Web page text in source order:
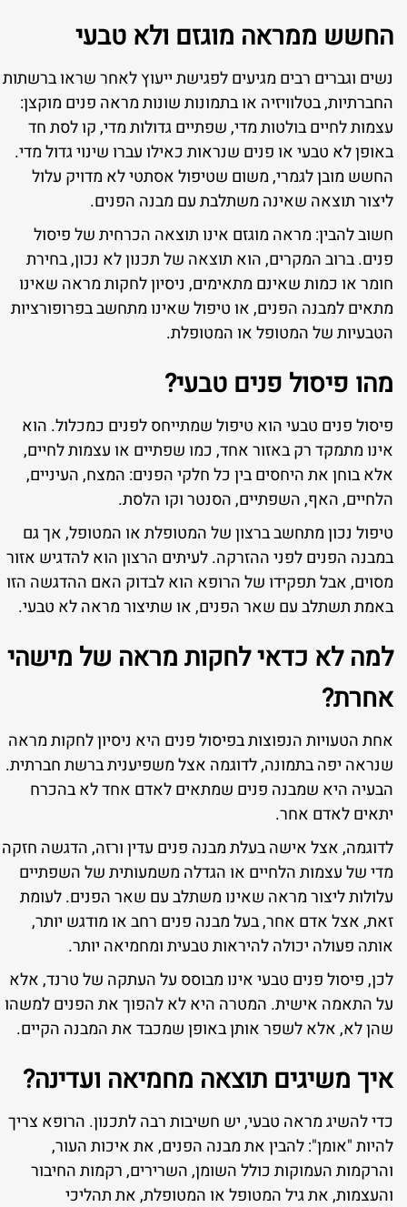
החשש ממראה מוגזם ולא טבעי
נשים וגברים רבים מגיעים לפגישת ייעוץ לאחר שראו ברשתות
החברתיות, בטלוויזיה או בתמונות שונות מראה פנים מוקצן:
עצמות לחיים בולטות מדי, שפתיים גדולות מדי, קו לסת חד
באופן לא טבעי או פנים שנראות כאילו עברו שינוי גדול מדי.
החשש מובן לגמרי, משום שטיפול אסתטי לא מדויק עלול
ליצור תוצאה שאינה משתלבת עם מבנה הפנים.
חשוב להבין: מראה מוגזם אינו תוצאה הכרחית של פיסול
פנים. ברוב המקרים, הוא תוצאה של תכנון לא נכון, בחירת
חומר או כמות שאינם מתאימים, ניסיון לחקות מראה שאינו
מתאים למבנה הפנים, או טיפול שאינו מתחשב בפרופורציות
הטבעיות של המטופל או המטופלת.
מהו פיסול פנים טבעי?
פיסול פנים טבעי הוא טיפול שמתייחס לפנים כמכלול. הוא
אינו מתמקד רק באזור אחד, כמו שפתיים או עצמות לחיים,
אלא בוחן את היחסים בין כל חלקי הפנים: המצח, העיניים,
הלחיים, האף, השפתיים, הסנטר וקו הלסת.
טיפול נכון מתחשב ברצון של המטופלת או המטופל, אך גם
במבנה הפנים לפני ההזרקה. לעיתים הרצון הוא להדגיש אזור
מסוים, אבל תפקידו של הרופא הוא לבדוק האם ההדגשה הזו
באמת תשתלב עם שאר הפנים, או שתיצור מראה לא טבעי.
למה לא כדאי לחקות מראה של מישהי
אחרת?
אחת הטעויות הנפוצות בפיסול פנים היא ניסיון לחקות מראה
שנראה יפה בתמונה, לדוגמה אצל משפיענית ברשת חברתית.
הבעיה היא שמבנה פנים שמתאים לאדם אחד לא בהכרח
יתאים לאדם אחר.
לדוגמה, אצל אישה בעלת מבנה פנים עדין ורזה, הדגשה חזקה
מדי של עצמות הלחיים או הגדלה משמעותית של השפתיים
עלולות ליצור מראה שאינו משתלב עם שאר הפנים. לעומת
זאת, אצל אדם אחר, בעל מבנה פנים רחב או מודגש יותר,
אותה פעולה יכולה להיראות טבעית ומחמיאה יותר.
לכן, פיסול פנים טבעי אינו מבוסס על העתקה של טרנד, אלא
על התאמה אישית. המטרה היא לא להפוך את הפנים למשהו
שהן לא, אלא לשפר אותן באופן שמכבד את המבנה הקיים.
איך משיגים תוצאה מחמיאה ועדינה?
כדי להשיג מראה טבעי, יש חשיבות רבה לתכנון. הרופא צריך
להיות "אומן": להבין את מבנה הפנים, את איכות העור,
והרקמות העמוקות כולל השומן, השרירים, רקמות החיבור
והעצמות, את גיל המטופל או המטופלת, את תהליכי